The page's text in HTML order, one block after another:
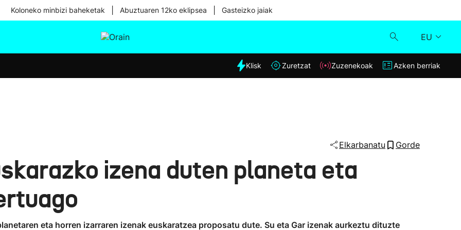
Koloneko minbizi baheketak Abuztuaren 12ko eklipsea Gasteizko jaiak
EU
Eguraldia
Klisk
Klisk Zuretzat Zuzenekoak Azken berriak
Elkarbanatu Gorde
izena duten planeta eta
eta horren izarraren izenak euskaratzea proposatu dute. Su eta Gar izenak aurkeztu dituzte